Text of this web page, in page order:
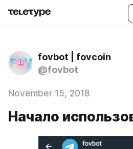
fovbot | fovcoin
@fovbot
November 15, 2018
Начало